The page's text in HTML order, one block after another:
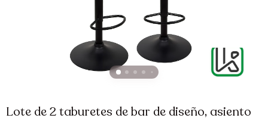
Lote de 2 taburetes de bar de diseño, asiento